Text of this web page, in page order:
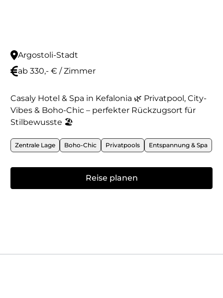
Argostoli-Stadt
ab 330,- € / Zimmer
Casaly Hotel & Spa in Kefalonia 🌿 Privatpool, City-
Vibes & Boho-Chic – perfekter Rückzugsort für
Stilbewusste 🏖️
Zentrale Lage Boho-Chic Privatpools Entspannung & Spa
Reise planen